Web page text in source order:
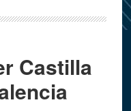
Castilla